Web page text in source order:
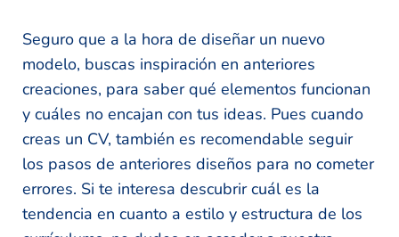
Seguro que a la hora de diseñar un nuevo
modelo, buscas inspiración en anteriores
creaciones, para saber qué elementos funcionan
y cuáles no encajan con tus ideas. Pues cuando
creas un CV, también es recomendable seguir
los pasos de anteriores diseños para no cometer
errores. Si te interesa descubrir cuál es la
tendencia en cuanto a estilo y estructura de los